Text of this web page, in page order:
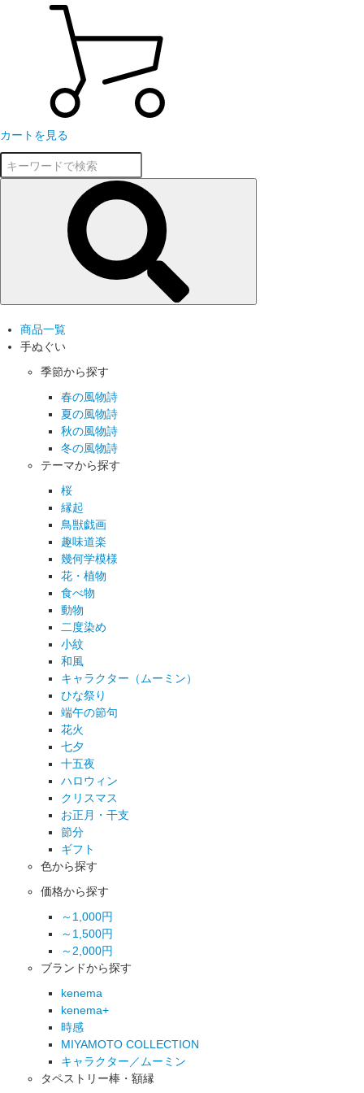
カートを見る
商品一覧
手ぬぐい
季節から探す
春の風物詩
夏の風物詩
秋の風物詩
冬の風物詩
テーマから探す
桜
縁起
鳥獣戯画
趣味道楽
幾何学模様
花・植物
食べ物
動物
二度染め
小紋
和風
キャラクター（ムーミン）
ひな祭り
端午の節句
花火
七夕
十五夜
ハロウィン
クリスマス
お正月・干支
節分
ギフト
色から探す
価格から探す
～1,000円
～1,500円
～2,000円
ブランドから探す
kenema
kenema+
時感
MIYAMOTO COLLECTION
キャラクター／ムーミン
タペストリー棒・額縁